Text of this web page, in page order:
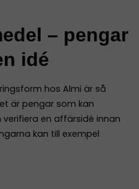
– pengar
idé
hos Almi är så
är pengar som kan
en affärsidé innan
kan till exempel